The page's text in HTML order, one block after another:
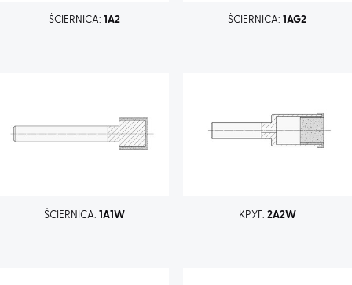
ŚCIERNICA: 1A2 ŚCIERNICA: 1AG2
ŚCIERNICA:1A1W КРУГ: 2A2W